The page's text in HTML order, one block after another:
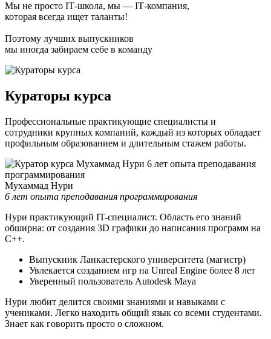
Мы не просто ІТ-школа, мы — ІТ-компания,
которая всегда ищет таланты!
Поэтому лучших выпускников
мы иногда забираем себе в команду
Кураторы курса
Профессиональные практикующие специалисты и
сотрудники крупных компаний, каждый из которых обладает
профильным образованием и длительным стажем работы.
Мухаммад Нури
6 лет опыта преподавания программирования
Нури практикующий IT-специалист. Область его знаний
обширна: от создания 3D графики до написания программ на
С++.
Выпускник Ланкастерского университета (магистр)
Увлекается созданием игр на Unreal Engine более 8 лет
Уверенный пользователь Autodesk Maya
Нури любит делится своими знаниями и навыками с
учениками. Легко находить общий язык со всеми студентами.
Знает как говорить просто о сложном.